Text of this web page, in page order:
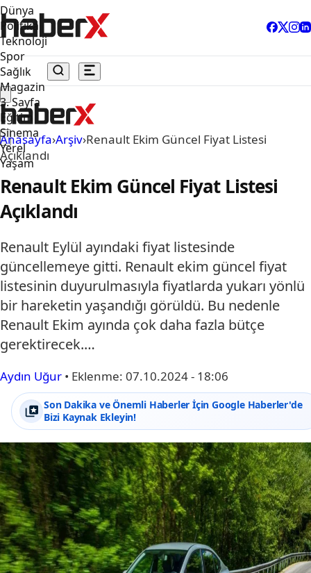
Dünya
Politika
Teknoloji
Spor
Sağlık
Magazin
3. Sayfa
Eğitim
Sinema
Yerel
Yaşam
Anasayfa›Arşiv›Renault Ekim Güncel Fiyat Listesi
Açıklandı
Renault Ekim Güncel Fiyat Listesi
Açıklandı
Renault Eylül ayındaki fiyat listesinde
güncellemeye gitti. Renault ekim güncel fiyat
listesinin duyurulmasıyla fiyatlarda yukarı yönlü
bir hareketin yaşandığı görüldü. Bu nedenle
Renault Ekim ayında çok daha fazla bütçe
gerektirecek.…
Aydın Uğur • Eklenme: 07.10.2024 - 18:06
Son Dakika ve Önemli Haberler İçin Google Haberler'de
Bizi Kaynak Ekleyin!